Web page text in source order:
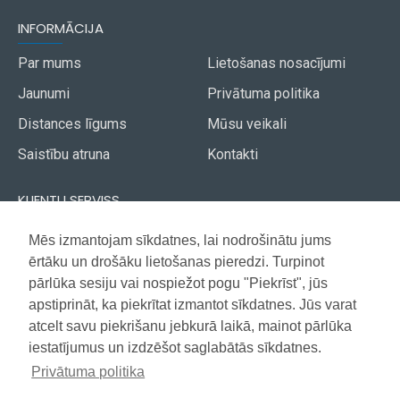
Mēs izmantojam sīkdatnes, lai nodrošinātu jums
ērtāku un drošāku lietošanas pieredzi. Turpinot
pārlūka sesiju vai nospiežot pogu "Piekrīst", jūs
apstiprināt, ka piekrītat izmantot sīkdatnes. Jūs varat
atcelt savu piekrišanu jebkurā laikā, mainot pārlūka
iestatījumus un izdzēšot saglabātās sīkdatnes.
Privātuma politika
INFORMĀCIJA
Par mums
Jaunumi
Distances līgums
Saistību atruna
Lietošanas nosacījumi
Privātuma politika
Mūsu veikali
Kontakti
KLIENTU SERVISS
Piegāde
Apmaksa
Garantija
Akcijas avīze
Vietnes karte
Copyright © 2021, Super Selection, Visas tiesības aizsargātas